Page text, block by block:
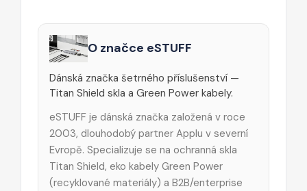
O značce eSTUFF
Dánská značka šetrného příslušenství —
Titan Shield skla a Green Power kabely.
eSTUFF je dánská značka založená v roce
2003, dlouhodobý partner Applu v severní
Evropě. Specializuje se na ochranná skla
Titan Shield, eko kabely Green Power
(recyklované materiály) a B2B/enterprise